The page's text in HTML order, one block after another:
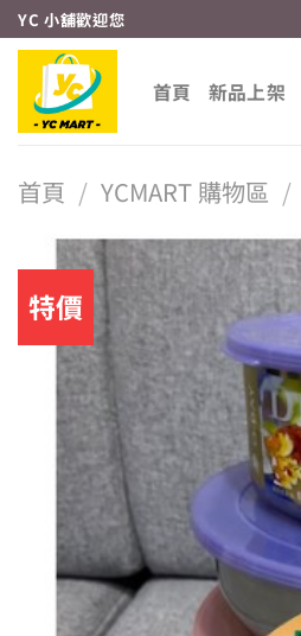
Skip
to
content
YC 小舖歡迎您
首頁 新品上架
首頁 / YCMART 購物區 /
特價